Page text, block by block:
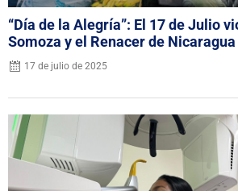
“Día de la Alegría”: El 17 de Julio
Somoza y el Renacer de Nicaragua
17 de julio de 2025